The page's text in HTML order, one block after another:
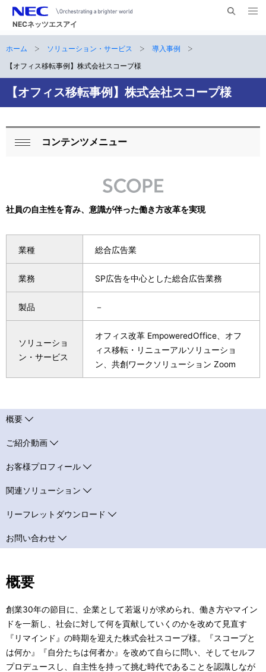
NECネッツエスアイ
メ
ナ
ビ
ー
シ
サ
イ
ト
の
位
ホーム ソリューション・サービス
導入事例
【オフィス移転事例】株式会社スコープ様
【オフィス移転事例】株式会社スコープ様
ロ
ル
ナ
ビ
ゲ
シ
コンテンツメニュー
社員の自主性を育み、意識が伴った働き方改革を実現
業種 総合広告業
業務 SP広告を中心とした総合広告業務
製品 －
ソリューショ
ン・サービス
オフィス改革 EmpoweredOffice、オフ
ィス移転・リニューアルソリューショ
ン、共創ワークソリューション Zoom
概要
ご紹介動画
お客様プロフィール
関連ソリューション
リーフレットダウンロード
お問い合わせ
概要
創業30年の節目に、企業として若返りが求められ、働き方やマイン
ドを一新し、社会に対して何を貢献していくのかを改めて見直す
『リマインド』の時期を迎えた株式会社スコープ様。『スコープと
は何か』『自分たちは何者か』を改めて自らに問い、そしてセルフ
プロデュースし、自主性を持って挑む時代であることを認識しなが